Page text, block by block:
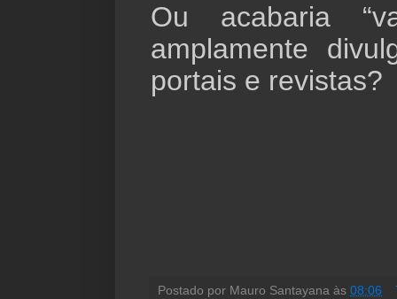
Ou acabaria
amplamente
portais e revistas?
Postado por Mauro Santayana às 08:06